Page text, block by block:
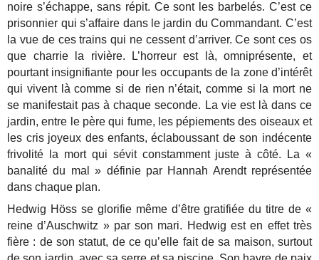
noire s’échappe, sans répit. Ce sont les barbelés. C’est ce
prisonnier qui s’affaire dans le jardin du Commandant. C’est
la vue de ces trains qui ne cessent d’arriver. Ce sont ces os
que charrie la rivière. L’horreur est là, omniprésente, et
pourtant insignifiante pour les occupants de la zone d’intérêt
qui vivent là comme si de rien n’était, comme si la mort ne
se manifestait pas à chaque seconde. La vie est là dans ce
jardin, entre le père qui fume, les pépiements des oiseaux et
les cris joyeux des enfants, éclaboussant de son indécente
frivolité la mort qui sévit constamment juste à côté. La «
banalité du mal » définie par Hannah Arendt représentée
dans chaque plan.
Hedwig Höss se glorifie même d’être gratifiée du titre de «
reine d’Auschwitz » par son mari. Hedwig est en effet très
fière : de son statut, de ce qu’elle fait de sa maison, surtout